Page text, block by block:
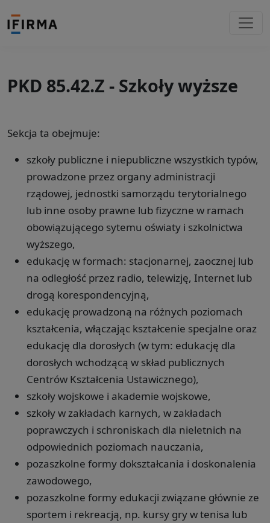
PKD 85.42.Z - Szkoły wyższe
Sekcja ta obejmuje:
szkoły publiczne i niepubliczne wszystkich typów,
prowadzone przez organy administracji
rządowej, jednostki samorządu terytorialnego
lub inne osoby prawne lub fizyczne w ramach
obowiązującego sytemu oświaty i szkolnictwa
wyższego,
edukację w formach: stacjonarnej, zaocznej lub
na odległość przez radio, telewizję, Internet lub
drogą korespondencyjną,
edukację prowadzoną na różnych poziomach
kształcenia, włączając kształcenie specjalne oraz
edukację dla dorosłych (w tym: edukację dla
dorosłych wchodzącą w skład publicznych
Centrów Kształcenia Ustawicznego),
szkoły wojskowe i akademie wojskowe,
szkoły w zakładach karnych, w zakładach
poprawczych i schroniskach dla nieletnich na
odpowiednich poziomach nauczania,
pozaszkolne formy dokształcania i doskonalenia
zawodowego,
pozaszkolne formy edukacji związane głównie ze
sportem i rekreacją, np. kursy gry w tenisa lub